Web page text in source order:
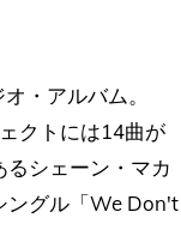
・アルバム。
クトには14曲が
シェーン・マカ
ングル「We Don't